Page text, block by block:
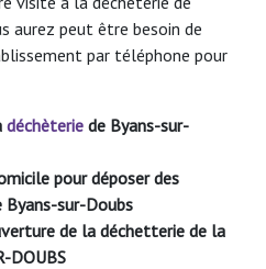
aurez peut être besoin de
par téléphone pour
déchèterie de Byans-sur-
pour déposer des
sur-Doubs
de la déchetterie de la
DOUBS